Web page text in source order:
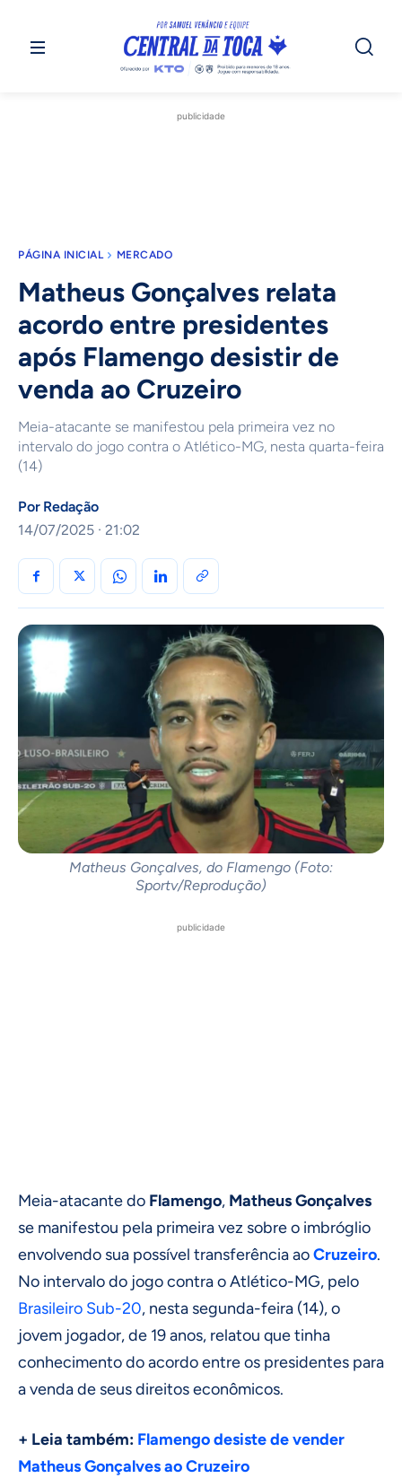
publicidade
PÁGINA INICIAL MERCADO
Matheus Gonçalves relata
acordo entre presidentes
após Flamengo desistir de
venda ao Cruzeiro
Meia-atacante se manifestou pela primeira vez no
intervalo do jogo contra o Atlético-MG, nesta quarta-feira
(14)
Por Redação
14/07/2025 · 21:02
Matheus Gonçalves, do Flamengo (Foto:
Sportv/Reprodução)
publicidade
Meia-atacante do Flamengo, Matheus Gonçalves
se manifestou pela primeira vez sobre o imbróglio
envolvendo sua possível transferência aoCruzeiro.
No intervalo do jogo contra o Atlético-MG, pelo
Brasileiro Sub-20, nesta segunda-feira (14), o
jovem jogador, de 19 anos, relatou que tinha
conhecimento do acordo entre os presidentes para
a venda de seus direitos econômicos.
+ Leia também: Flamengo desiste de vender
Matheus Gonçalves ao Cruzeiro